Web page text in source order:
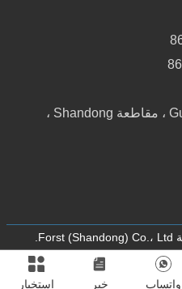
منطقة التنمية الاقتصادية Guanxian ، مقاطعة Shandong ،
واتساب خبر استخبار